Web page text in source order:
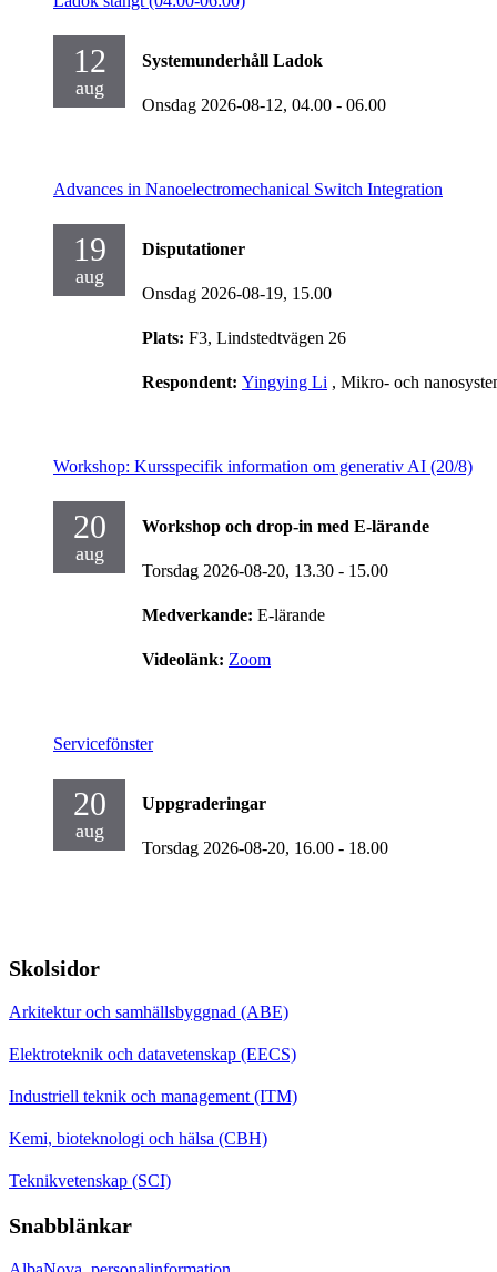
12
aug
Systemunderhåll Ladok
Onsdag 2026-08-12, 04.00 - 06.00
Advances in Nanoelectromechanical Switch Integration
19
aug
Disputationer
Onsdag 2026-08-19, 15.00
Plats: F3, Lindstedtvägen 26
Respondent: Yingying Li , Mikro- och
Workshop: Kursspecifik information om generativ AI (20/8)
20
aug
Workshop och drop-in med E-lärande
Torsdag 2026-08-20, 13.30 - 15.00
Medverkande: E-lärande
Videolänk: Zoom
Servicefönster
20
aug
Uppgraderingar
Torsdag 2026-08-20, 16.00 - 18.00
Skolsidor
Arkitektur och samhällsbyggnad (ABE)
Elektroteknik och datavetenskap (EECS)
Industriell teknik och management (ITM)
Kemi, bioteknologi och hälsa (CBH)
Teknikvetenskap (SCI)
Snabblänkar